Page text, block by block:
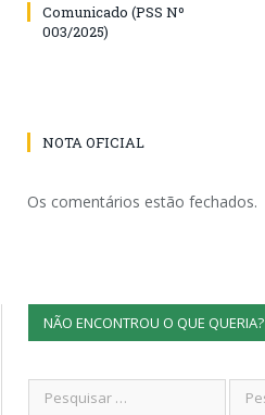
Comunicado (PSS Nº
003/2025)
NOTA OFICIAL
Os comentários estão fechados.
NÃO ENCONTROU O QUE QUERIA?